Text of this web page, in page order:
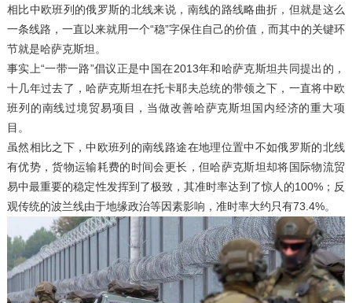
相比中欧班列的俄罗斯的北线来说，南线的路线略曲折，但就是这么
一条线路，一直以来就用一个“稳”字保住自己的价值，而其中的关键环
节就是哈萨克斯坦。
事实上“一带一路”倡议正是中国在2013年和哈萨克斯坦共同提出的，
十几年过去了，哈萨克斯坦在托卡耶夫总统的带领之下，一直将中欧
班列的南线过境贸易项目，当做改善哈萨克斯坦国内经济的重大项
目。
虽然相比之下，中欧班列的南线路途在地理位置中不如俄罗斯的北线
有优势，货物运输耗费的时间会更长，但哈萨克斯坦却将国际物流贸
易中最重要的稳定性发挥到了极致，其准时率达到了惊人的100%；反
观传统的波兰线由于地缘政治等因素影响，准时率大约只有73.4%。